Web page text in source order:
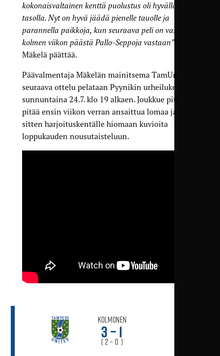
kokonaisvaltainen kenttä puolustus oli hyvällä
tasolla. Nyt on hyvä jäädä pienelle tauolle ja
parannella paikkoja, kun seuraava peli on vasta
kolmen viikon päästä Pallo-Seppoja vastaan”,
Mäkelä päättää.
Päävalmentaja Mäkelän mainitsema TamUn
seuraava ottelu pelataan Pyynikin urheilukentällä
sunnuntaina 24.7. klo 19 alkaen. Joukkue pitää
pitää ensin viikon verran ansaittua lomaa ja palaa
sitten harjoituskentälle hiomaan kuvioita
loppukauden nousutaisteluun.
Kolmonen
3 – 1
( 2 – 0 )